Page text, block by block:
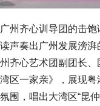
广州齐心训导团的击
读声奏出广州发展滂
州齐心艺术团副团长
湾区一家亲》，展现
氛围，唱出大湾区“昆